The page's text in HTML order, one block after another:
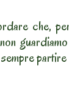
che,